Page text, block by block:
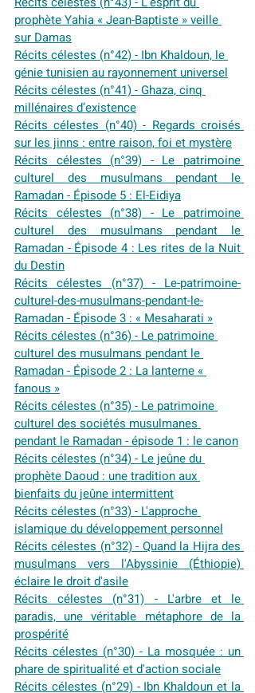
prophète Yahia « Jean-Baptiste » veille
sur Damas
Récits célestes (n°42) - Ibn Khaldoun, le
génie tunisien au rayonnement universel
Récits célestes (n°41) - Ghaza, cinq
millénaires d’existence
Récits célestes (n°40) - Regards croisés
sur les jinns : entre raison, foi et mystère
Récits célestes (n°39) - Le patrimoine
culturel des musulmans pendant le
Ramadan - Épisode 5 : El-Eidiya
Récits célestes (n°38) - Le patrimoine
culturel des musulmans pendant le
Ramadan - Épisode 4 : Les rites de la Nuit
du Destin
Récits célestes (n°37) - Le-patrimoine-
culturel-des-musulmans-pendant-le-
Ramadan - Épisode 3 : « Mesaharati »
Récits célestes (n°36) - Le patrimoine
culturel des musulmans pendant le
Ramadan - Épisode 2 : La lanterne «
fanous »
Récits célestes (n°35) - Le patrimoine
culturel des sociétés musulmanes
pendant le Ramadan - épisode 1 : le canon
Récits célestes (n°34) - Le jeûne du
prophète Daoud : une tradition aux
bienfaits du jeûne intermittent
Récits célestes (n°33) - L'approche
islamique du développement personnel
Récits célestes (n°32) - Quand la Hijra des
musulmans vers l'Abyssinie (Éthiopie)
éclaire le droit d'asile
Récits célestes (n°31) - L'arbre et le
paradis, une véritable métaphore de la
prospérité
Récits célestes (n°30) - La mosquée : un
phare de spiritualité et d'action sociale
Récits célestes (n°29) - Ibn Khaldoun et la